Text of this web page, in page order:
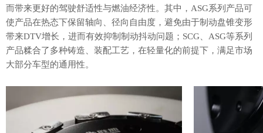
而带来更好的驾驶舒适性与燃油经济性。其中，ASG系列产品可
使产品在热态下保留轴向、径向自由度，避免由于制动盘锥变形
带来DTV增长，进而有效抑制制动抖动问题；SCG、ASG等系列
产品糅合了多种铸造、装配工艺，在轻量化的前提下，满足市场
大部分车型的通用性。